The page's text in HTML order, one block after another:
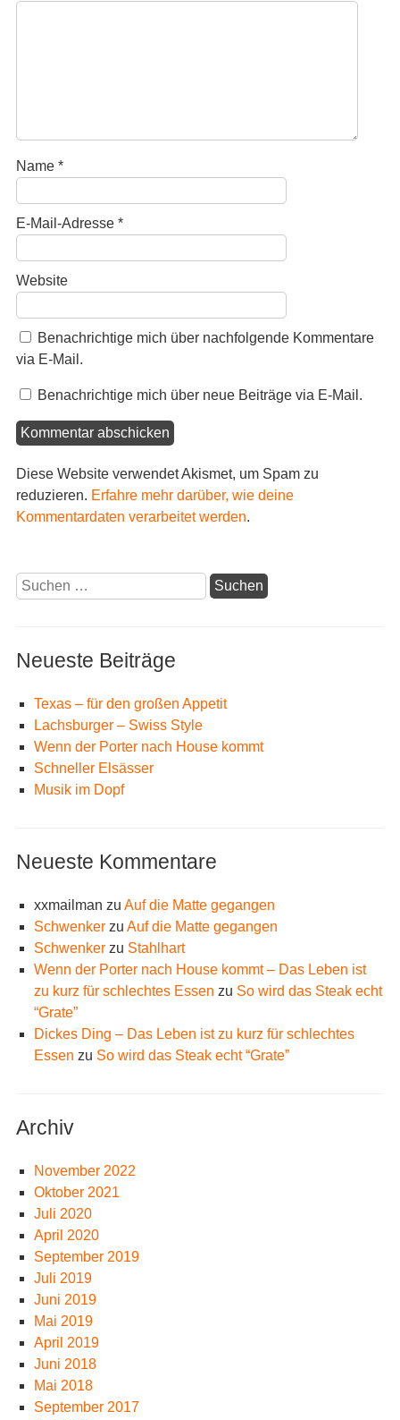
Name *
E-Mail-Adresse *
Website
Benachrichtige mich über nachfolgende Kommentare
via E-Mail.
Benachrichtige mich über neue Beiträge via E-Mail.
Diese Website verwendet Akismet, um Spam zu
reduzieren. Erfahre mehr darüber, wie deine
Kommentardaten verarbeitet werden.
Suchen
nach:
Neueste Beiträge
Texas – für den großen Appetit
Lachsburger – Swiss Style
Wenn der Porter nach House kommt
Schneller Elsässer
Musik im Dopf
Neueste Kommentare
xxmailman zu Auf die Matte gegangen
Schwenkerzu Auf die Matte gegangen
Schwenkerzu Stahlhart
Wenn der Porter nach House kommt – Das Leben ist
zu kurz für schlechtes Essen zu So wird das Steak echt
“Grate”
Dickes Ding – Das Leben ist zu kurz für schlechtes
Essen zu So wird das Steak echt “Grate”
Archiv
November 2022
Oktober 2021
Juli 2020
April 2020
September 2019
Juli 2019
Juni 2019
Mai 2019
April 2019
Juni 2018
Mai 2018
September 2017